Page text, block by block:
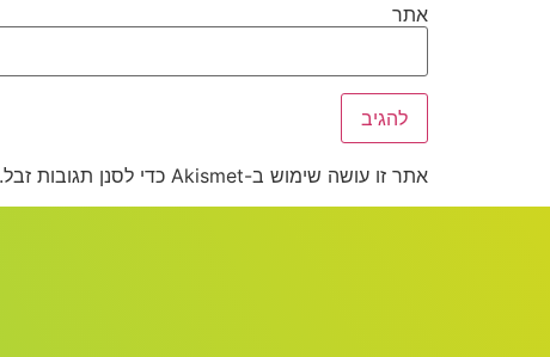
אתר
אתר זו עושה שימוש ב-Akismet כדי לסנן תגובות זבל.